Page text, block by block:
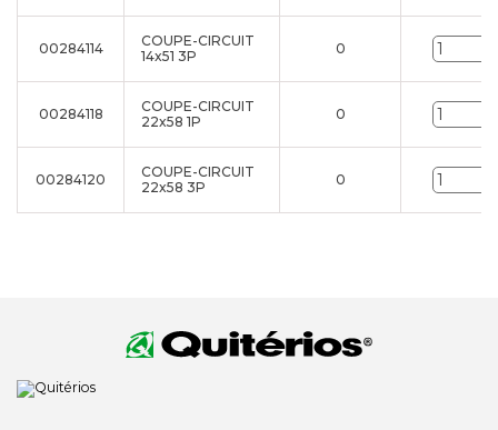
00284114
COUPE-CIRCUIT
14x51 3P
0
00284118
COUPE-CIRCUIT
22x58 1P
0
00284120
COUPE-CIRCUIT
22x58 3P
0